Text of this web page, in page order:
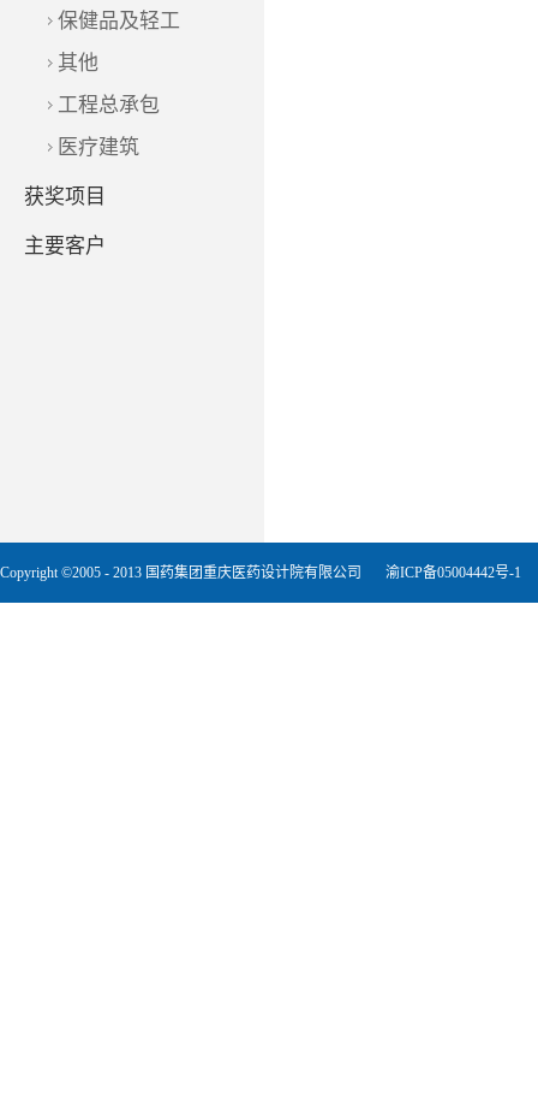
保健品及轻工
其他
工程总承包
医疗建筑
获奖项目
主要客户
Copyright ©2005 - 2013 国药集团重庆医药设计院有限公司 渝ICP备05004442号-1